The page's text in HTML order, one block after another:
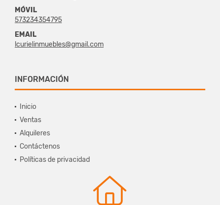
MÓVIL
573234354795
EMAIL
lcurielinmuebles@gmail.com
INFORMACIÓN
Inicio
Ventas
Alquileres
Contáctenos
Políticas de privacidad